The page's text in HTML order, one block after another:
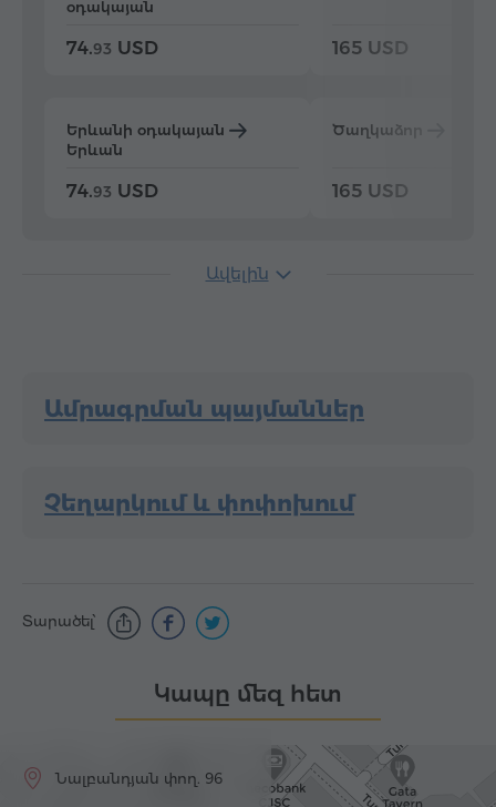
օդակայան
74.93 USD
Երևանի օդակայան
Երևան
74.93 USD
165 USD
Ծաղկաձոր
165 USD
Ավելին
Ամրագրման պայմաններ
Չեղարկում և փոփոխում
Տարածել՝
Կապը մեզ հետ
Նալբանդյան փող. 96